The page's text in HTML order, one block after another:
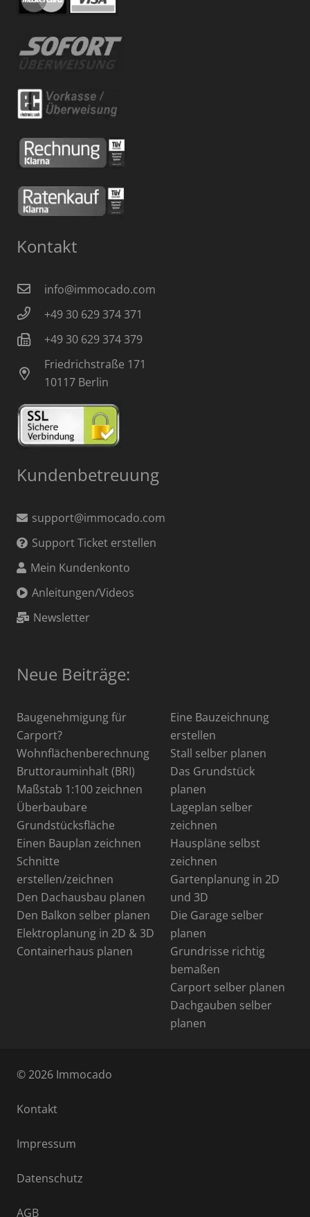
Kontakt
info@immocado.com
+49 30 629 374 371
+49 30 629 374 379
Friedrichstraße 171
10117 Berlin
Kundenbetreuung
support@immocado.com
Support Ticket erstellen
Mein Kundenkonto
Anleitungen/Videos
Newsletter
Neue Beiträge:
Baugenehmigung für
Carport?
Wohnflächenberechnung
Bruttorauminhalt (BRI)
Maßstab 1:100 zeichnen
Überbaubare
Grundstücksfläche
Einen Bauplan zeichnen
Schnitte
erstellen/zeichnen
Den Dachausbau planen
Den Balkon selber planen
Elektroplanung in 2D & 3D
Containerhaus planen
Eine Bauzeichnung
erstellen
Stall selber planen
Das Grundstück
planen
Lageplan selber
zeichnen
Hauspläne selbst
zeichnen
Gartenplanung in 2D
und 3D
Die Garage selber
planen
Grundrisse richtig
bemaßen
Carport selber planen
Dachgauben selber
planen
© 2026 Immocado
Kontakt
Impressum
Datenschutz
AGB